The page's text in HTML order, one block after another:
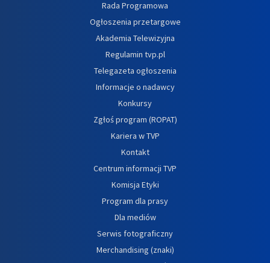
Rada Programowa
Ogłoszenia przetargowe
Akademia Telewizyjna
Regulamin tvp.pl
Telegazeta ogłoszenia
Informacje o nadawcy
Konkursy
Zgłoś program (ROPAT)
Kariera w TVP
Kontakt
Centrum informacji TVP
Komisja Etyki
Program dla prasy
Dla mediów
Serwis fotograficzny
Merchandising (znaki)